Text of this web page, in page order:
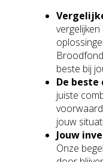
beste bij
De beste
juiste
jouw
Jouw
Onze